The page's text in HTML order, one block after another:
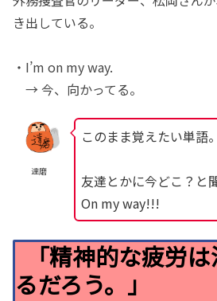
き出している。
・I’m on my way.
→ 今、向かってる。
達磨
このまま覚えたい単語。
友達とかに今どこ？と
On my way!!!
「精神的な疲労
るだろう。」